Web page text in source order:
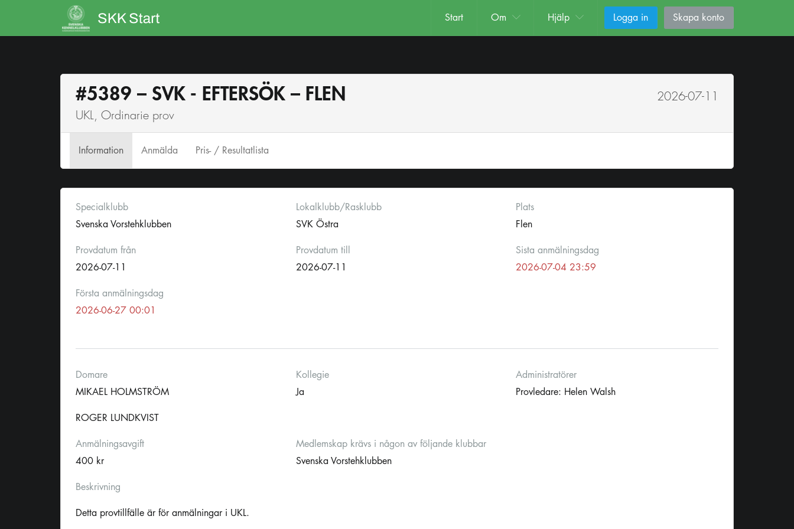
Start Om Hjälp Logga in Skapa konto
#5389 – SVK - EFTERSÖK – FLEN
UKL, Ordinarie prov
2026-07-11
Information Anmälda Pris- / Resultatlista
Specialklubb
Svenska Vorstehklubben
Lokalklubb/Rasklubb
SVK Östra
Plats
Flen
Provdatum från
2026-07-11
Provdatum till
2026-07-11
Sista anmälningsdag
2026-07-04 23:59
Första anmälningsdag
2026-06-27 00:01
Domare
MIKAEL HOLMSTRÖM
ROGER LUNDKVIST
Kollegie
Ja
Administratörer
Provledare: Helen Walsh
Anmälningsavgift
400 kr
Medlemskap krävs i någon av följande klubbar
Svenska Vorstehklubben
Beskrivning
Detta provtillfälle är för anmälningar i UKL.